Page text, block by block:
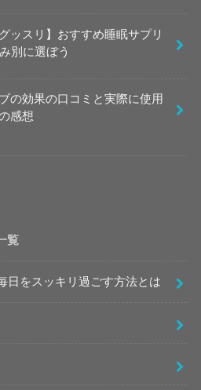
ッスリ】おすすめ睡眠サプリ
別に選ぼう
の効果の口コミと実際に使用
感想
覧
日をスッキリ過ごす方法とは